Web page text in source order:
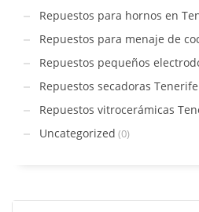
Repuestos para hornos en
Repuestos para menaje de
Repuestos pequeños
Repuestos secadoras Tenerife
Repuestos vitrocerámicas
Uncategorized (0)